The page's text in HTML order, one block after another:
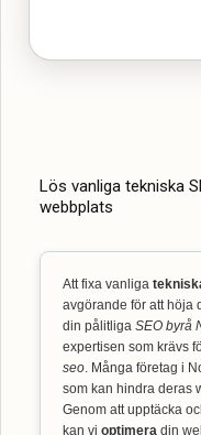
Lös vanliga tekniska
webbplats
Att fixa vanliga
avgörande för att höja
din pålitliga SEO byrå
expertisen som krävs
seo. Många företag i
som kan hindra deras
Genom att upptäcka
kan vi optimera din